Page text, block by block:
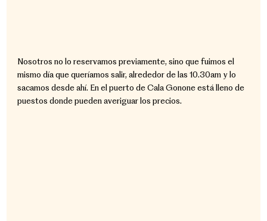
Nosotros no lo reservamos previamente, sino que fuimos el
mismo día que queríamos salir, alrededor de las 10.30am y lo
sacamos desde ahí. En el puerto de Cala Gonone está lleno de
puestos donde pueden averiguar los precios.